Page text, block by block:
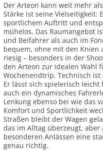
Der Arteon kann weit mehr
Stärke ist seine Vielseitigkeit:
sportlichem Auftritt und
mühelos. Das Raumangebot
und Beifahrer als auch im
bequem, ohne mit den Knien
riesig – besonders in der
den Arteon zur idealen Wahl
Wochenendtrip. Technisch
Er lässt sich spielerisch
auch ein dynamisches
Lenkung ebenso bei wie das
Komfort und Sportlichkeit
Straßen bleibt der Wagen
das im Alltag überzeugt,
besonderen Anlässen eine
genau richtig.